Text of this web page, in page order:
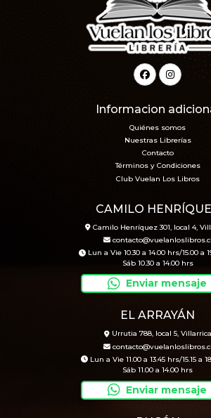
Informacion
Quiénes somos
Nuestras Librerías
Contacto
Términos y Condiciones
Club Vuelan Los Libros
CAMILO
Camilo Henríquez 301, local 4,
contacto@vuelanloslibros.cl
Lun a Vie 10.30 a 14.00 hrs/15.00 a
Sáb 10.30 a 14.00 hrs
Enviar mensaje
EL ARRAYÁN
Urrutia 788, local 5, Villarrica
contacto@vuelanloslibros.cl
Lun a Vie 11.00 a 13.45 hrs/15.15 a
Sáb 11.00 a 14.00 hrs
Enviar mensaje